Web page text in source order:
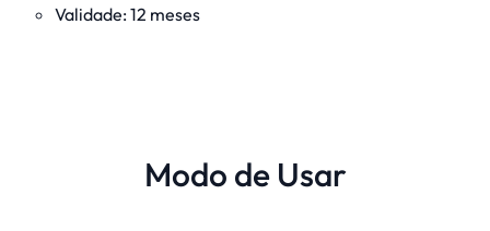
Validade: 12 meses
Modo de Usar